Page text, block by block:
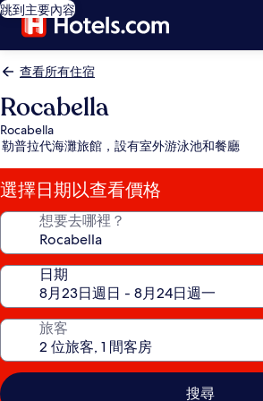
跳到主要內容
查看所有住宿
Rocabella
Rocabella
勒普拉代海灘旅館，設有室外游泳池和餐廳
選擇日期以查看價格
想要去哪裡？
日期
旅客
搜尋